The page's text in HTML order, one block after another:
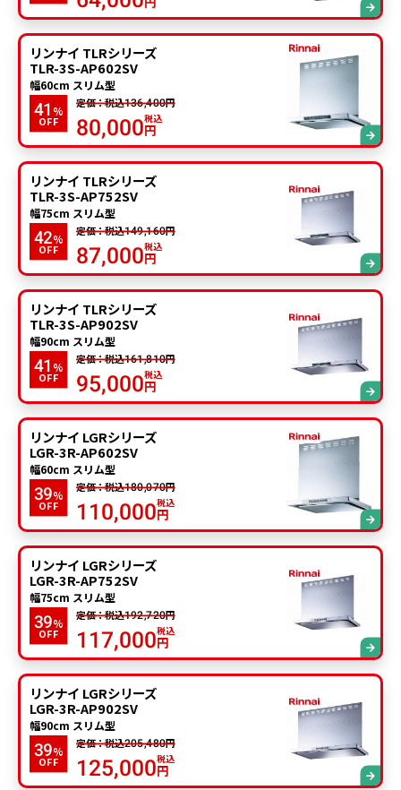
リンナイ TLRシリーズ
TLR-3S-AP602SV
幅60cm スリム型
41 %
OFF
定価：税込136,400円
80,000税込
円
リンナイ TLRシリーズ
TLR-3S-AP752SV
幅75cm スリム型
42%
OFF
定価：税込149,160円
87,000税込
円
リンナイ TLRシリーズ
TLR-3S-AP902SV
幅90cm スリム型
41 %
OFF
定価：税込161,810円
95,000税込
円
リンナイ LGRシリーズ
LGR-3R-AP602SV
幅60cm スリム型
39%
OFF
定価：税込180,070円
110,000税込
円
リンナイ LGRシリーズ
LGR-3R-AP752SV
幅75cm スリム型
39%
OFF
定価：税込192,720円
117,000税込
円
リンナイ LGRシリーズ
LGR-3R-AP902SV
幅90cm スリム型
39%
OFF
定価：税込205,480円
125,000税込
円